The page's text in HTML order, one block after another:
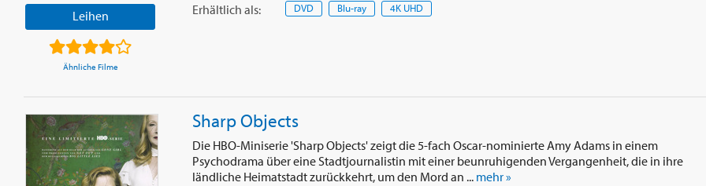
Leihen
Ähnliche Filme
Erhältlich als: DVD Blu-ray 4K UHD
Sharp Objects
Die HBO-Miniserie 'Sharp Objects' zeigt die 5-fach Oscar-nominierte Amy Adams in einem
Psychodrama über eine Stadtjournalistin mit einer beunruhigenden Vergangenheit, die in ihre
ländliche Heimatstadt zurückkehrt, um den Mord an ... mehr »